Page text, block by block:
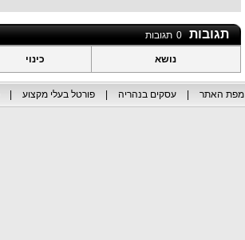
תגובות 0 תגובות
נושא כינוי
מפת האתר עסקים בנהריה פורטל בעלי מקצוע